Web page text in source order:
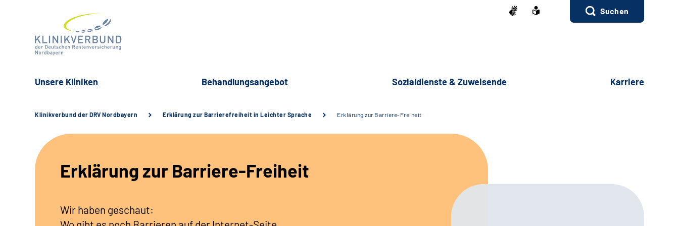
Suchen
Unsere Kliniken Behandlungsangebot Sozialdienste & Zuweisende Karriere
Klinikverbund der DRV Nordbayern Erklärung zur Barrierefreiheit in Leichter Sprache Erklärung zur Barriere-Freiheit
Erklärung zur Barriere-Freiheit
Wir haben geschaut: